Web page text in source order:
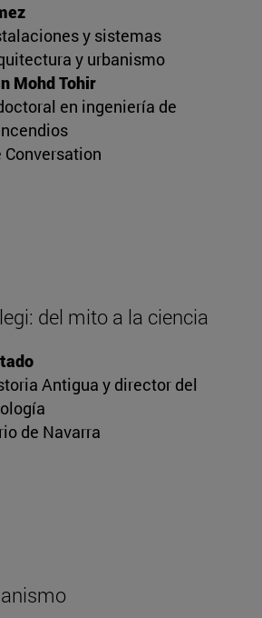
y sistemas
y urbanismo
Mohd Tohir
en ingeniería de
Conversation
del mito a la ciencia
Antigua y director del
de Navarra